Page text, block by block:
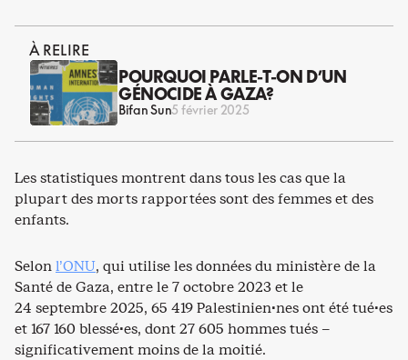
À RELIRE
POURQUOI PARLE-T-ON D’UN
GÉNOCIDE À GAZA?
Bifan Sun5 février 2025
Les statistiques montrent dans tous les cas que la
plupart des morts rapportées sont des femmes et des
enfants.
Selonl’ONU, qui utilise les données du ministère de la
Santé de Gaza, entre le 7 octobre 2023 et le
24 septembre 2025, 65 419 Palestinien·nes ont été tué·es
et 167 160 blessé·es, dont 27 605 hommes tués –
significativement moins de la moitié.